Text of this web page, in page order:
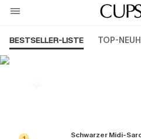
ZUM NEWSLETTER:BIS ZU -
KOSTENLOSER
BESTSELLER-LISTE TOP-
Schwarzer Midi-